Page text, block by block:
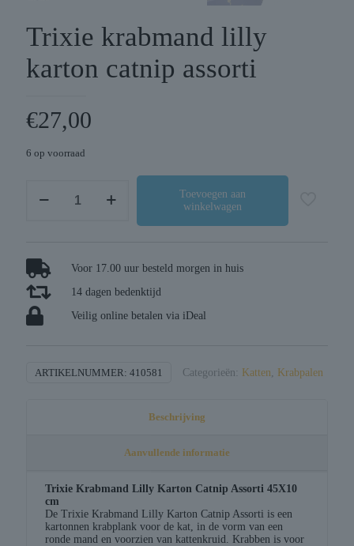
Trixie krabmand lilly
karton catnip assorti
€27,00
6 op voorraad
catnip
assorti
aantal
Toevoegen aan
winkelwagen
Voor 17.00 uur besteld morgen in huis
14 dagen bedenktijd
Veilig online betalen via iDeal
ARTIKELNUMMER: 410581 Categorieën: Katten Krabpalen
Beschrijving
Aanvullende informatie
Trixie Krabmand Lilly Karton Catnip Assorti 45X10
cm
De Trixie Krabmand Lilly Karton Catnip Assorti is een
kartonnen krabplank voor de kat, in de vorm van een
ronde mand en voorzien van kattenkruid. Krabben is voor